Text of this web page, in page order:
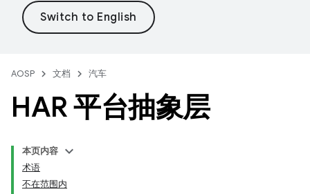
AOSP 文档 汽车
HAR 平台抽象层
本页内容
术语
不在范围内